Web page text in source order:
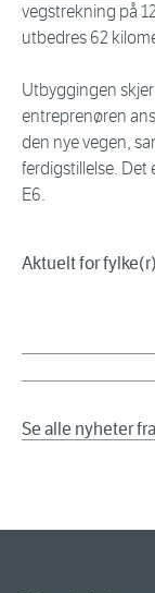
vegstrekning på
utbedres 62
Utbyggingen
entreprenøren
den nye vegen,
ferdigstillelse.
E6.
Aktuelt for
Se alle nyheter